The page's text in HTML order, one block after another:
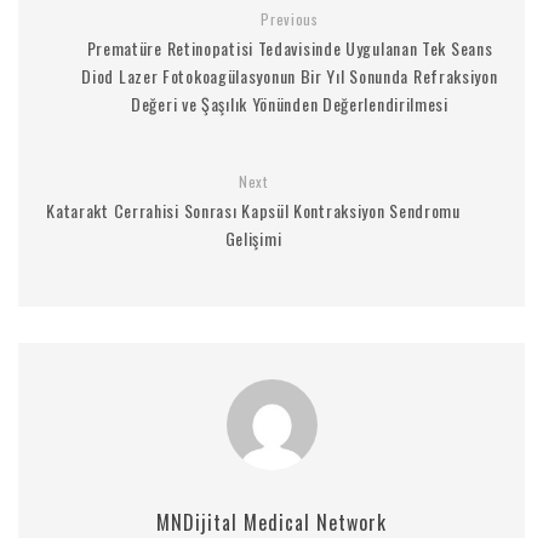
Previous
Prematüre Retinopatisi Tedavisinde Uygulanan Tek Seans
Diod Lazer Fotokoagülasyonun Bir Yıl Sonunda Refraksiyon
Değeri ve Şaşılık Yönünden Değerlendirilmesi
Next
Katarakt Cerrahisi Sonrası Kapsül Kontraksiyon Sendromu
Gelişimi
MNDijital Medical Network